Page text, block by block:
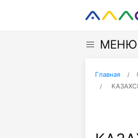
МЕНЮ
Главная